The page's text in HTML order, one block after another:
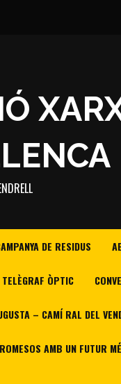
DE RESIDUS
ÒPTIC
– CAMÍ RAL DEL
AMB UN FUTUR